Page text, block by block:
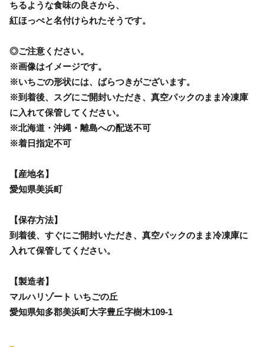
ちるような食味の良さから、
紅ほっぺと名付けられたそうです。
◎ご注意ください。
※画像はイメージです。
※いちごの形状には、ばらつきがございます。
※到着後、スグにご開封いただき、真空パックのまま冷凍庫
に入れて保管してください。
※北海道・沖縄・離島への配送不可
※着日指定不可
【産地名】
愛知県美浜町
【保存方法】
到着後、すぐにご開封いただき、真空パックのまま冷凍庫に
入れて保管してください。
【製造者】
マルハリゾート いちごの丘
愛知県知多郡美浜町大字豊丘字樹木109-1